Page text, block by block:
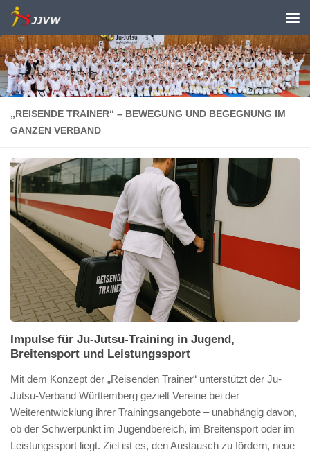
Zum Inhalt springen
„REISENDE TRAINER“ – BEWEGUNG UND BEGEGNUNG IM
GANZEN VERBAND
Impulse für Ju-Jutsu-Training in Jugend,
Breitensport und Leistungssport
Mit dem Konzept der „Reisenden Trainer“ unterstützt der Ju-
Jutsu-Verband Württemberg gezielt Vereine bei der
Weiterentwicklung ihrer Trainingsangebote – unabhängig davon,
ob der Schwerpunkt im Jugendbereich, im Breitensport oder im
Leistungssport liegt. Ziel ist es, den Austausch zu fördern, neue